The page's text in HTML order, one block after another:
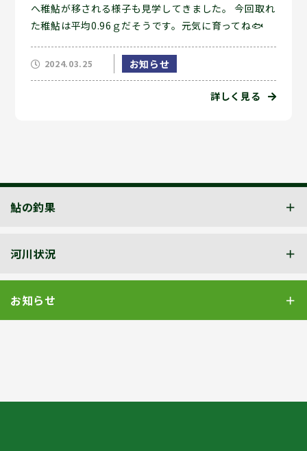
へ稚鮎が移される様子も見学してきました。 今回取れ
た稚鮎は平均0.96ｇだそうです。元気に育ってね🐟
2024.03.25 お知らせ
詳しく見る
鮎の釣果
河川状況
お知らせ